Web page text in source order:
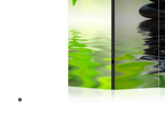
Singapore Plakater
Sydney Plakater
Tokyo Plakater
Verdenskort Plakater
Madplakater
Ørne Plakater
Pindsvine Plakater
Rio de Janeiro Plakater